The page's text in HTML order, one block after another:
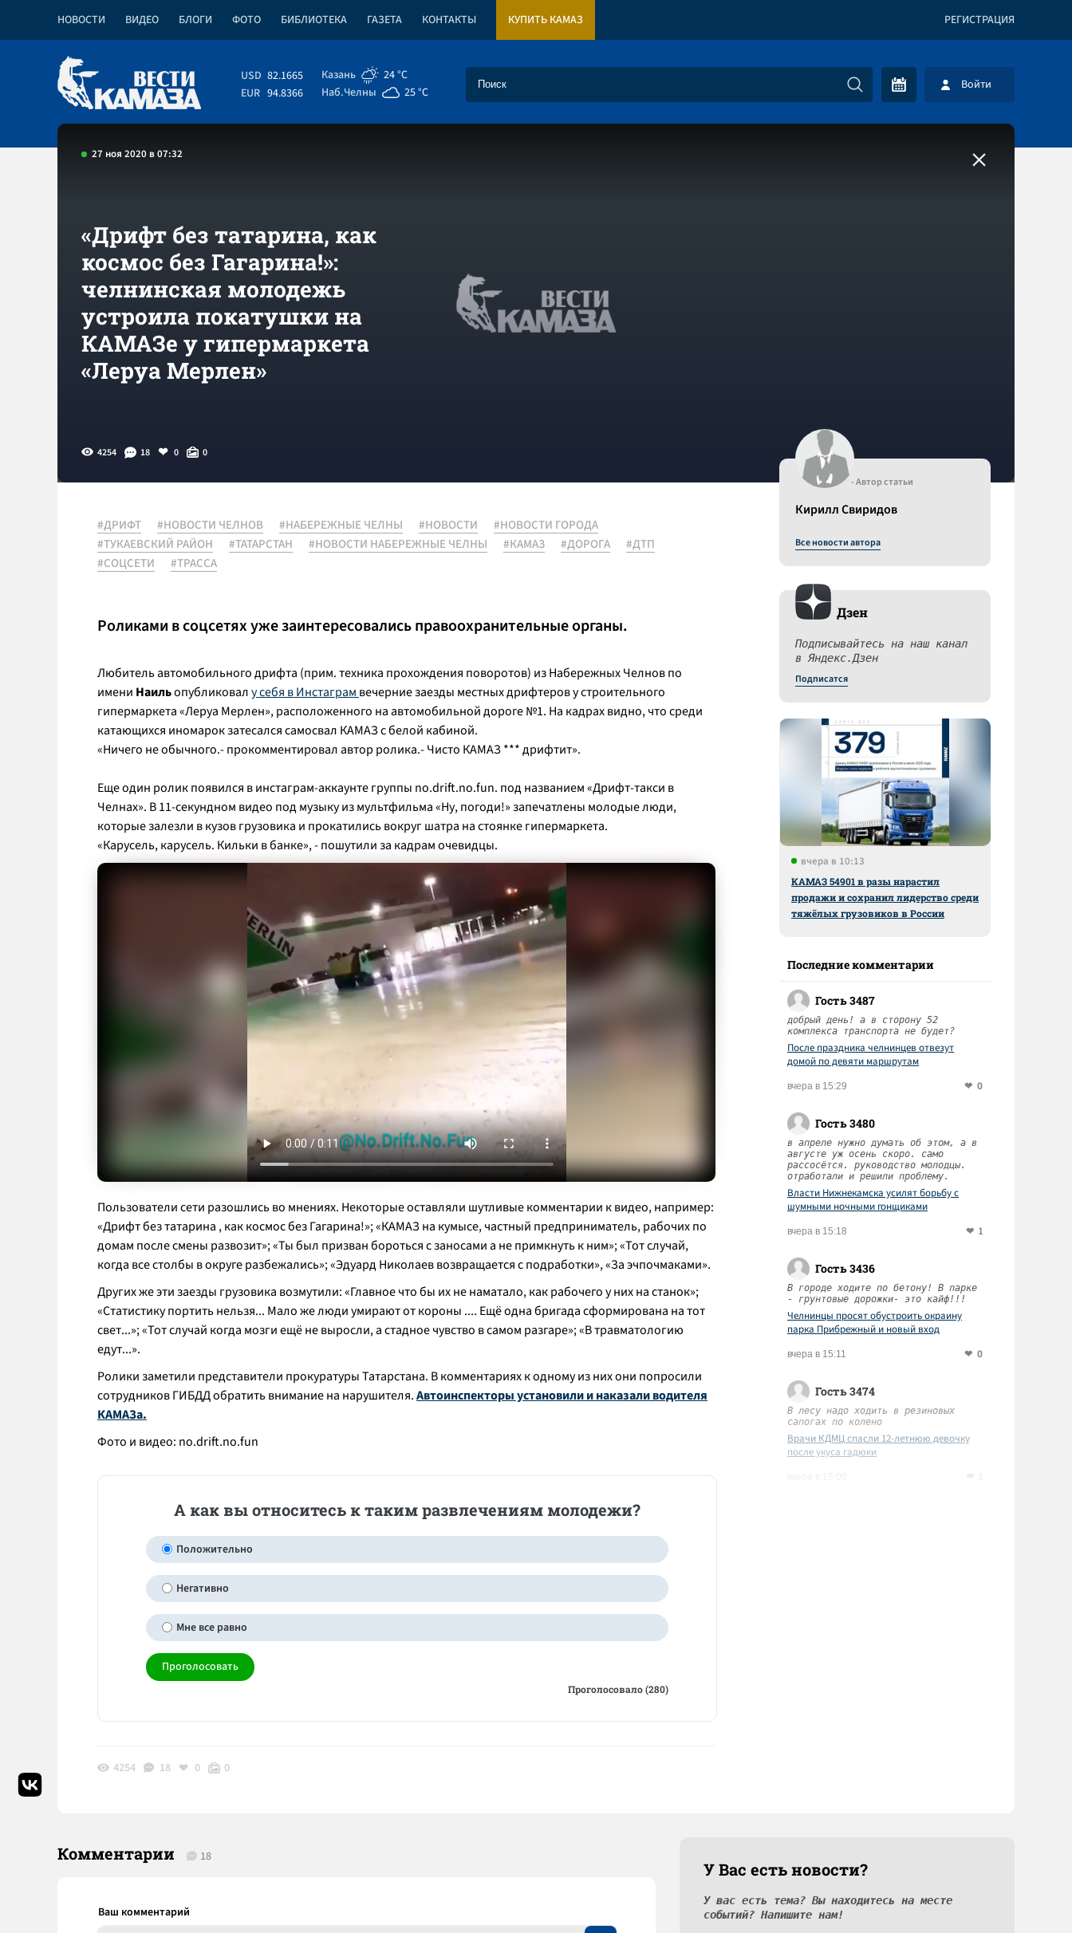
НОВОСТИ ВИДЕО БЛОГИ ФОТО БИБЛИОТЕКА ГАЗЕТА КОНТАКТЫ КУПИТЬ КАМАЗ РЕГИСТРАЦИЯ
USD 82.1665
EUR 94.8366
Казань
24 °C
Наб.Челны
25 °C Войти
27 ноя 2020 в 07:32
«Дрифт без татарина, как
космос без Гагарина!»:
челнинская молодежь
устроила покатушки на
КАМАЗе у гипермаркета
«Леруа Мерлен»
4254 18 0 0
#ДРИФТ #НОВОСТИ ЧЕЛНОВ #НАБЕРЕЖНЫЕ ЧЕЛНЫ #НОВОСТИ
#НОВОСТИ ГОРОДА
#ТУКАЕВСКИЙ РАЙОН
#ТАТАРСТАН #НОВОСТИ НАБЕРЕЖНЫЕ ЧЕЛНЫ #КАМАЗ #ДОРОГА
#ДТП
#СОЦСЕТИ
#ТРАССА
Роликами в соцсетях уже заинтересовались правоохранительные органы.
Любитель автомобильного дрифта (прим. техника прохождения поворотов) из Набережных Челнов по
имени Наильопубликовалу себя в Инстаграм вечерние заезды местных дрифтеров у строительного
гипермаркета «Леруа Мерлен», расположенного на автомобильной дороге №1. На кадрах видно, что среди
катающихся иномарок затесался самосвал КАМАЗ с белой кабиной.
«Ничего не обычного.- прокомментировал автор ролика.-Чисто КАМАЗ *** дрифтит».
Еще один ролик появился в инстаграм-аккаунте группы no.drift.no.fun. под названием «Дрифт-такси в
Челнах». В 11-секундном видео под музыку из мультфильма «Ну, погоди!» запечатлены молодые люди,
которые залезли в кузов грузовика и прокатились вокруг шатра на стоянке гипермаркета.
«Карусель, карусель. Кильки в банке», - пошутили за кадрам очевидцы.
Пользователи сети разошлись во мнениях. Некоторые оставляли шутливые комментарии к видео, например:
«Дрифт без татарина , как космос без Гагарина!»; «КАМАЗ на кумысе, частный предприниматель, рабочих по
домам после смены развозит»; «Ты был призван бороться с заносами а не примкнуть к ним»; «Тот случай,
когда все столбы в округе разбежались»; «Эдуард Николаев возвращается с подработки», «За эчпочмаками».
Других же эти заезды грузовика возмутили: «Главное что бы их не наматало, как рабочего у них на станок»;
«Статистику портить нельзя... Мало же люди умирают от короны .... Ещё одна бригада сформирована на тот
свет...»; «Тот случай когда мозги ещё не выросли, а стадное чувство в самом разгаре»; «В травматологию
едут...».
Ролики заметили представители прокуратуры Татарстана. В комментариях к одному из них они попросили
сотрудников ГИБДД обратить внимание на нарушителя.Автоинспекторы установили и наказали водителя
КАМАЗа.
Фото и видео: no.drift.no.fun
А как вы относитесь к таким развлечениям молодежи?
Положительно
Негативно
Мне все равно
Проголосовало (280)
4254 18 0 0
- Автор статьи
Кирилл Свиридов
Все новости автора
Дзен
Подписывайтесь на наш канал
в Яндекс.Дзен
Подписатся
вчера в 10:13
КАМАЗ 54901 в разы нарастил
продажи и сохранил лидерство среди
тяжёлых грузовиков в России
Последние комментарии
Гость 3487
добрый день! а в сторону 52
комплекса транспорта не будет?
После праздника челнинцев отвезут
домой по девяти маршрутам
вчера в 15:29 0
Гость 3480
в апреле нужно думать об этом, а в
августе уж осень скоро. само
рассосётся. руководство молодцы.
отработали и решили проблему.
Власти Нижнекамска усилят борьбу с
шумными ночными гонщиками
вчера в 15:18 1
Гость 3436
В городе ходите по бетону! В парке
- грунтовые дорожки- это кайф!!!
Челнинцы просят обустроить окраину
парка Прибрежный и новый вход
вчера в 15:11 0
Гость 3474
В лесу надо ходить в резиновых
сапогах по колено
Врачи КДМЦ спасли 12-летнюю девочку
после укуса гадюки
Комментарии 18
У Вас есть новости?
У вас есть тема? Вы находитесь на месте
событий? Напишите нам!